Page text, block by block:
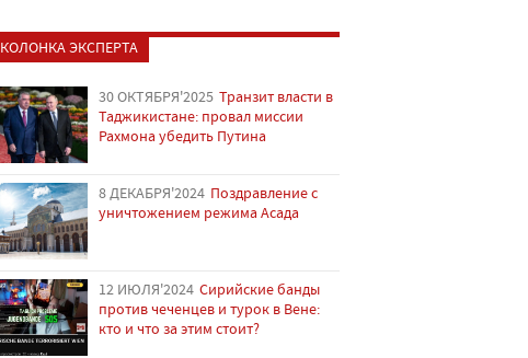
КОЛОНКА ЭКСПЕРТА
30 ОКТЯБРЯ'2025 Транзит власти в
Таджикистане: провал миссии
Рахмона убедить Путина
8 ДЕКАБРЯ'2024 Поздравление с
уничтожением режима Асада
12 ИЮЛЯ'2024 Сирийские банды
против чеченцев и турок в Вене:
кто и что за этим стоит?